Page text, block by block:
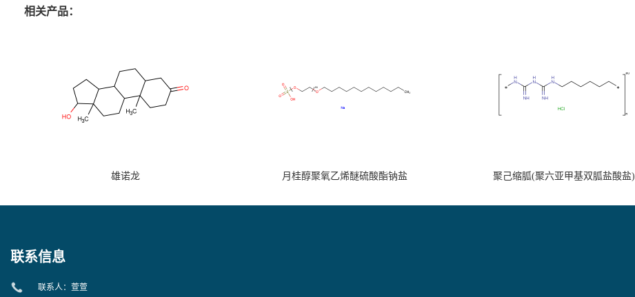
相关产品：
雄诺龙 月桂醇聚氧乙烯醚硫酸酯钠盐 聚己缩胍(聚六亚甲基双胍盐酸盐)
联系信息
联系人：萱萱